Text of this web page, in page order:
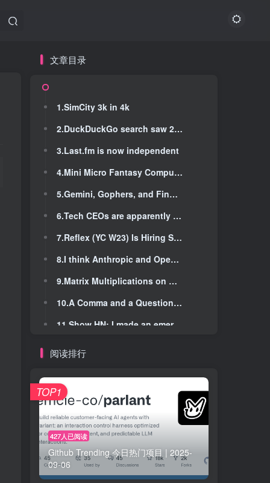
文章目录
1.SimCity 3k in 4k
2.DuckDuckGo search saw 28% more visits after Google said people love AI mode
3.Last.fm is now independent
4.Mini Micro Fantasy Computer
5.Gemini, Gophers, and Fingers. Oh My Alternative Internets Beyond HTTPS
6.Tech CEOs are apparently suffering from AI psychosis
7.Reflex (YC W23) Is Hiring SWEs, Growth, and GTM Roles
8.I think Anthropic and OpenAI have found product-market fit
9.Matrix Multiplications on GPUs Run Faster When Given "Predictable" Data (2024)
10.A Comma and a Question Mark, Redux: Quick Terminal Helpers Using Pi
11.Show HN: I made an emergency page for my family
14.Theseus: Translating Win32 to WASM
17.Training our own AI models
18.XLIDE: VBA without excel
文章目录
1.SimCity 3k in 4k
2.DuckDuckGo search saw 28% more visits after Google said people love AI mode
3.Last.fm is now independent
4.Mini Micro Fantasy Computer
5.Gemini, Gophers, and Fingers. Oh My Alternative Internets Beyond HTTPS
6.Tech CEOs are apparently suffering from AI psychosis
7.Reflex (YC W23) Is Hiring SWEs, Growth, and GTM Roles
8.I think Anthropic and OpenAI have found product-market fit
9.Matrix Multiplications on GPUs Run Faster When Given "Predictable" Data (2024)
10.A Comma and a Question Mark, Redux: Quick Terminal Helpers Using Pi
11.Show HN: I made an emergency page for my family
14.Theseus: Translating Win32 to WASM
17.Training our own AI models
18.XLIDE: VBA without excel
阅读排行
427人已阅读
Github Trending 今日热门项目 | 2025-
09-06
TOP1